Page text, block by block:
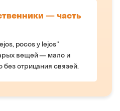
— часть
pocos y lejos"
вещей — мало и
отрицания связей.